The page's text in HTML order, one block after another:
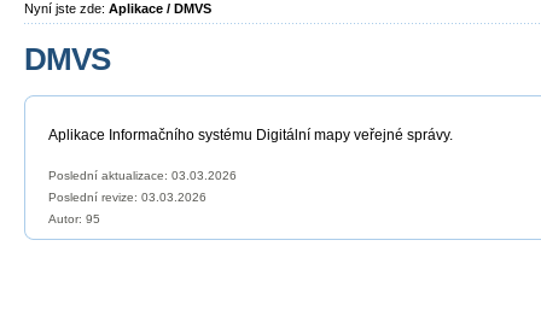
Nyní jste zde: Aplikace / DMVS
DMVS
Aplikace Informačního systému Digitální mapy veřejné správy.
Poslední aktualizace: 03.03.2026
Poslední revize: 03.03.2026
Autor: 95